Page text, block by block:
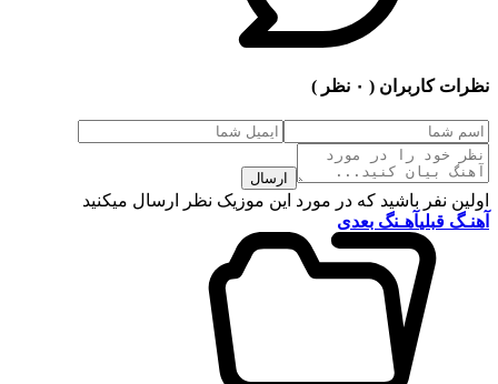
نظرات کاربران ( ۰ نظر )
ارسال
اولین نفر باشید که در مورد این موزیک نظر ارسال میکنید
آهنـگ قبلیآهـنگ بعدی